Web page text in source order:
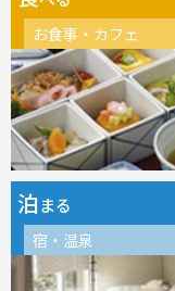
お食事・カフェ
泊まる
宿・温泉